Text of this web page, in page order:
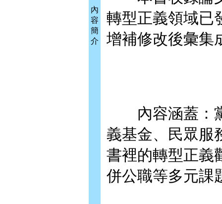
內
容
簡
介
轉型正義領域已
增補修改後彙集
內容涵蓋：黨
義基金、民眾服
書裡的轉型正義
併公職等多元課